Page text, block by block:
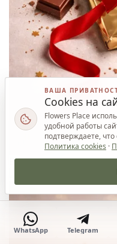
Ваш приз
WhatsApp Telegram
ВАША
Cookies на
Flowers Place
удобной работы
подтверждаете,
Политика cookies ·